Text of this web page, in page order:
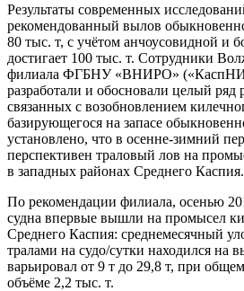
Результаты современных
рекомендованный вылов
80 тыс. т, с учётом анчоусовидной и
достигает 100 тыс. т. Сотрудники
филиала ФГБНУ «ВНИРО»
разработали и обосновали целый ряд
связанных с возобновлением
базирующегося на запасе
установлено, что в осенне-зимний
перспективен траловый лов на
в западных районах Среднего Каспия.
По рекомендации филиала, осенью
судна впервые вышли на промысел
Среднего Каспия: среднемесячный
тралами на судо/сутки находился на
варьировал от 9 т до 29,8 т, при
объёме 2,2 тыс. т.